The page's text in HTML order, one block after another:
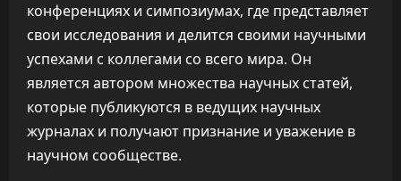
конференциях и симпозиумах, где представляет
свои исследования и делится своими научными
успехами с коллегами со всего мира. Он
является автором множества научных статей,
которые публикуются в ведущих научных
журналах и получают признание и уважение в
научном сообществе.